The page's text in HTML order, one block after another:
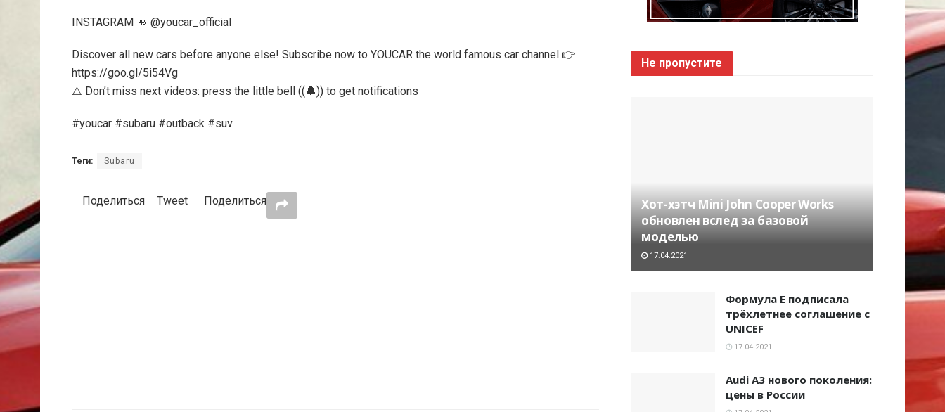
INSTAGRAM 👊 @youcar_official
Discover all new cars before anyone else! Subscribe now to YOUCAR the world famous car channel 👉
https://goo.gl/5i54Vg
⚠️ Don’t miss next videos: press the little bell ((🔔)) to get notifications
#youcar #subaru #outback #suv
Теги: Subaru
Поделиться Tweet Поделиться
Не пропустите
Хот-хэтч Mini John Cooper Works
обновлен вслед за базовой
моделью
17.04.2021
Формула E подписала
трёхлетнее соглашение с
UNICEF
17.04.2021
Audi A3 нового поколения:
цены в России